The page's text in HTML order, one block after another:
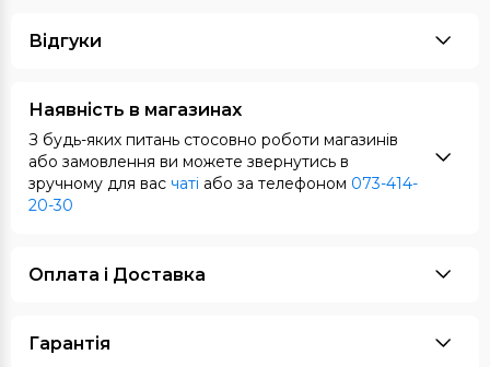
Відгуки
Наявність в магазинах
З будь-яких питань стосовно роботи магазинів
або замовлення ви можете звернутись в
зручному для вас чаті або за телефоном 073-414-
20-30
Оплата i Доставка
Гарантія